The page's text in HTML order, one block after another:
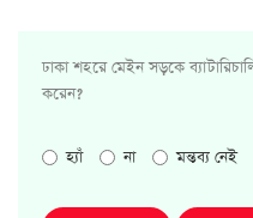
ঢাকা শহরে মেইন সড়কে
করেন?
হ্যাঁ না মন্তব্য নেই